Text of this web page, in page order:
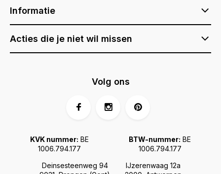
Informatie
Acties die je niet wil missen
Deinsesteenweg 94
IJzerenwaag 12a
KVK nummer: BE
1006.794.177
BTW-nummer: BE
1006.794.177
Volg ons